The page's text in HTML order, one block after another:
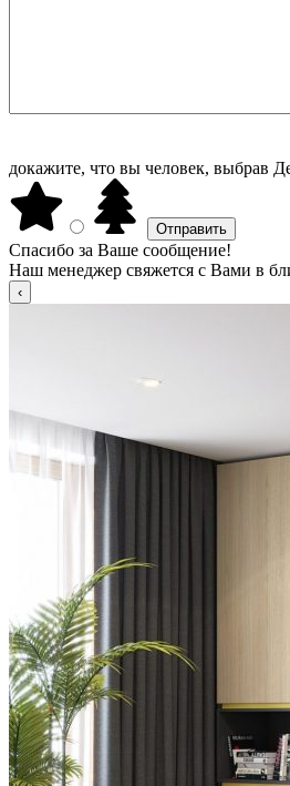
докажите, что вы человек, выбрав
Спасибо за Ваше сообщение!
Наш менеджер свяжется с Вами в